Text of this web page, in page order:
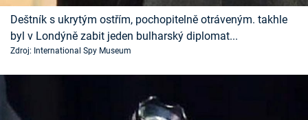
Deštník s ukrytým ostřím, pochopitelně otráveným. takhle
byl v Londýně zabit jeden bulharský diplomat...
Zdroj: International Spy Museum